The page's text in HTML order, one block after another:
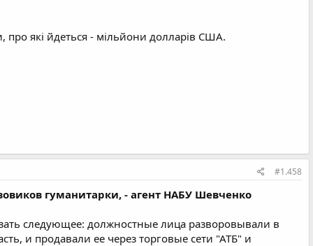
про які йдеться - мільйони долларів США.
#1.458
гуманитарки, - агент НАБУ Шевченко
следующее: должностные лица разворовывали в
и продавали ее через торговые сети "АТБ" и